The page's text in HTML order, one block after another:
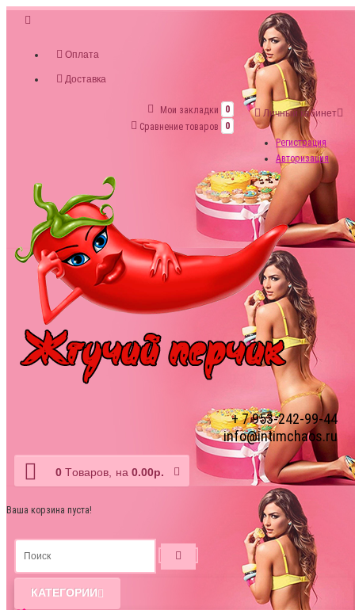
Оплата
Доставка
Личный кабинет
Регистрация
Авторизация
Мои закладки
0
Сравнение товаров
0
+ 7 953-242-99-44
info@intimchaos.ru
0 Tоваров, на 0.00р.
Ваша корзина пуста!
КАТЕГОРИИ